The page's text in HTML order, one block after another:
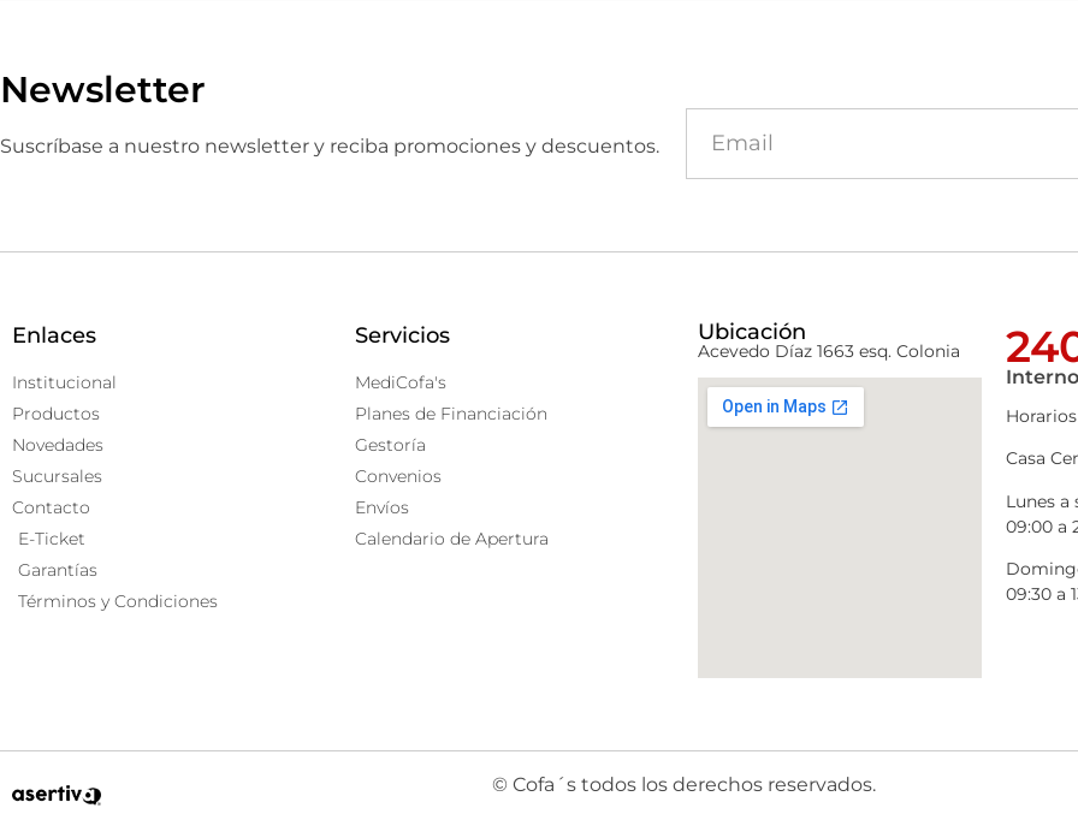
Newsletter
Suscríbase a nuestro newsletter y reciba promociones y descuentos.
Enlaces
Institucional
Productos
Novedades
Sucursales
Contacto
E-Ticket
Garantías
Términos y Condiciones
Servicios
MediCofa's
Planes de Financiación
Gestoría
Convenios
Envíos
Calendario de Apertura
Ubicación
Acevedo Díaz 1663 esq. Colonia
Horarios
Casa
Lunes a
09:00 a
09:30 a
© Cofa´s todos los derechos reservados.